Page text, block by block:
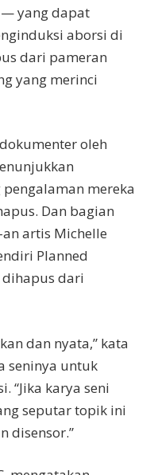
yang dapat
aborsi di
dari pameran
yang merinci
oleh
mereka
Dan bagian
artis Michelle
Planned
dihapus dari
dan nyata,” kata
seninya untuk
“Jika karya seni
seputar topik ini
disensor.”